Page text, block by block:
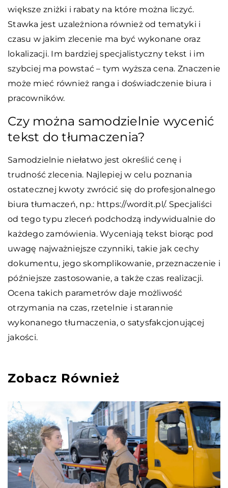
większe zniżki i rabaty na które można liczyć.
Stawka jest uzależniona również od tematyki i
czasu w jakim zlecenie ma być wykonane oraz
lokalizacji. Im bardziej specjalistyczny tekst i im
szybciej ma powstać – tym wyższa cena. Znaczenie
może mieć również ranga i doświadczenie biura i
pracowników.
Czy można samodzielnie wycenić
tekst do tłumaczenia?
Samodzielnie niełatwo jest określić cenę i
trudność zlecenia. Najlepiej w celu poznania
ostatecznej kwoty zwrócić się do profesjonalnego
biura tłumaczeń, np.: https://wordit.pl/. Specjaliści
od tego typu zleceń podchodzą indywidualnie do
każdego zamówienia. Wyceniają tekst biorąc pod
uwagę najważniejsze czynniki, takie jak cechy
dokumentu, jego skomplikowanie, przeznaczenie i
późniejsze zastosowanie, a także czas realizacji.
Ocena takich parametrów daje możliwość
otrzymania na czas, rzetelnie i starannie
wykonanego tłumaczenia, o satysfakcjonującej
jakości.
Zobacz Również